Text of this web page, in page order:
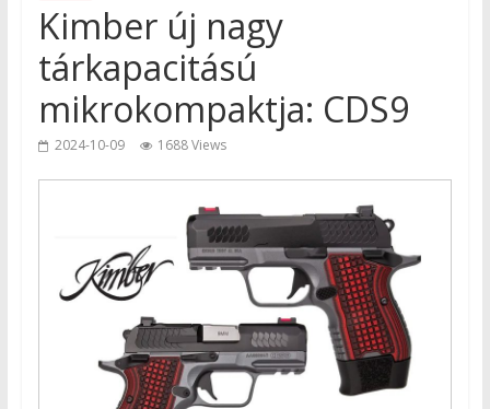
Kimber új nagy
tárkapacitású
mikrokompaktja: CDS9
2024-10-09 1688 Views